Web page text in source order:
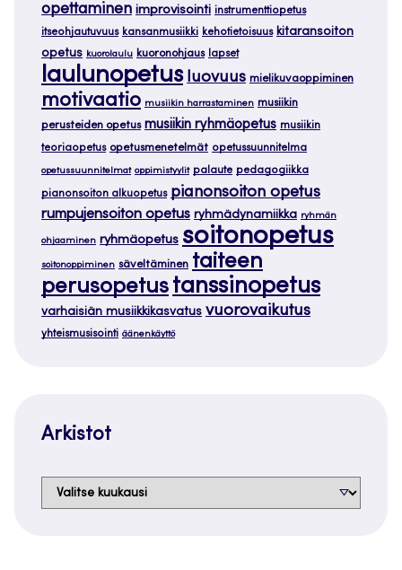
opettaminen improvisointi instrumenttiopetus
itseohjautuvuus kansanmusiikki kehotietoisuus kitaransoiton
opetus kuorolaulu kuoronohjaus lapset
laulunopetus luovuus mielikuvaoppiminen
motivaatio musiikin harrastaminen musiikin
perusteiden opetus musiikin ryhmäopetus musiikin
teoriaopetus opetusmenetelmät opetussuunnitelma
opetussuunnitelmat oppimistyylit palaute pedagogiikka
pianonsoiton alkuopetus pianonsoiton opetus
rumpujensoiton opetus ryhmädynamiikka ryhmän
ohjaaminen ryhmäopetus soitonopetus
soitonoppiminen säveltäminen taiteen
perusopetus tanssinopetus
varhaisiän musiikkikasvatus vuorovaikutus
yhteismusisointi äänenkäyttö
Arkistot
Arkistot